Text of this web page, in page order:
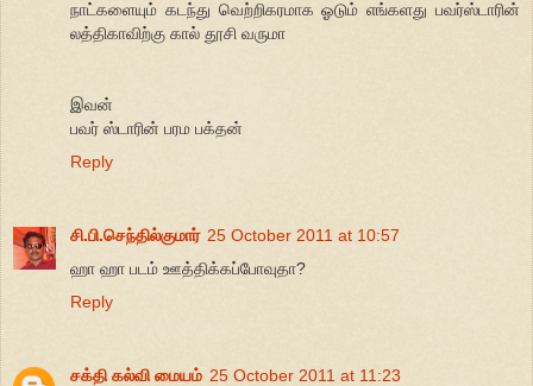
நாட்களையும் கடந்து வெற்றிகரமாக ஓடும் எங்களது பவர்ஸ்டாரின்
லத்திகாவிற்கு கால் தூசி வருமா
இவன்
பவர் ஸ்டாரின் பரம பக்தன்
Reply
சி.பி.செந்தில்குமார் 25 October 2011 at 10:57
ஹா ஹா படம் ஊத்திக்கப்போவுதா?
Reply
சக்தி கல்வி மையம் 25 October 2011 at 11:23